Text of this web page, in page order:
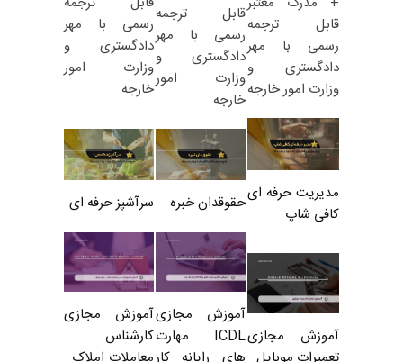
قابل ترجمه
رسمی با مهر
دادگستری و
وزارت امور خارجه
قابل ترجمه
رسمی با مهر
دادگستری و
وزارت امور
خارجه
رسمی با مهر
دادگستری و
وزارت امور
خارجه
مدیریت حرفه ای
کافی شاپ
حقوقدان خبره سرآشپز حرفه ای
آموزش مجازی
آموزش مجازی
ICDL مهارت
آموزش مجازی
کارشناس